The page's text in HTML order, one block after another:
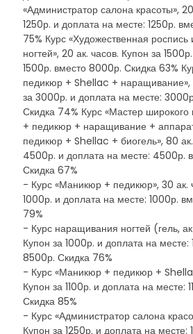
«Администратор салона красоты»,
1250р. и доплата на месте: 1250р.
75% Курс «Художественная
ногтей», 20 ак. часов. Купон за
1500р. вместо 8000р. Скидка 63%
педикюр + Shellac + наращивание»,
за 3000р. и доплата на месте:
Скидка 74% Курс «Мастер
+ педикюр + наращивание +
педикюр + Shellac + биогель», 80
4500р. и доплата на месте: 4500р.
Скидка 67%
- Курс «Маникюр + педикюр», 30 ак.
1000р. и доплата на месте: 1000р.
79%
- Курс наращивания ногтей (гель,
Купон за 1000р. и доплата на месте:
8500р. Скидка 76%
- Курс «Маникюр + педикюр +
Купон за 1100р. и доплата на месте:
Скидка 85%
- Курс «Администратор салона
Купон за 1250р. и доплата на месте: